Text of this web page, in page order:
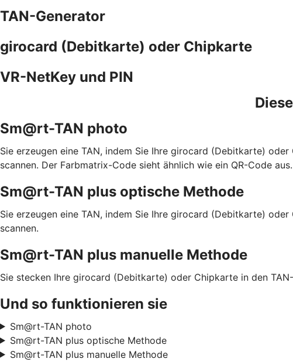
TAN-Generator
girocard (Debitkarte) oder Chipkarte
VR-NetKey und PIN
Sm@rt-TAN photo
Sie erzeugen eine TAN, indem Sie Ihre girocard (Debitkarte)
scannen. Der Farbmatrix-Code sieht ähnlich wie ein QR-Code aus.
Sm@rt-TAN plus optische Methode
Sie erzeugen eine TAN, indem Sie Ihre girocard (Debitkarte)
scannen.
Sm@rt-TAN plus manuelle Methode
Sie stecken Ihre girocard (Debitkarte) oder Chipkarte in den
Und so funktionieren sie
Sm@rt-TAN photo
Sm@rt-TAN plus optische Methode
Sm@rt-TAN plus manuelle Methode